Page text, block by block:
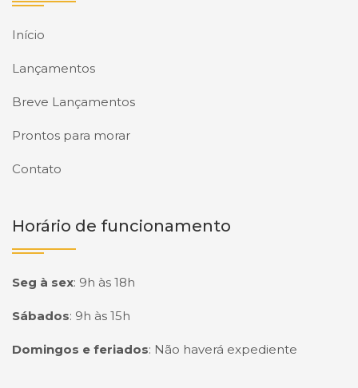
Início
Lançamentos
Breve Lançamentos
Prontos para morar
Contato
Horário de funcionamento
Seg à sex: 9h às 18h
Sábados: 9h às 15h
Domingos e feriados: Não haverá expediente